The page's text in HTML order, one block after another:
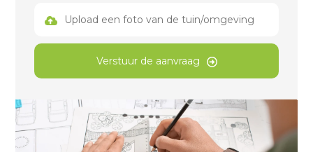
Upload een foto van de tuin/omgeving
Verstuur de aanvraag